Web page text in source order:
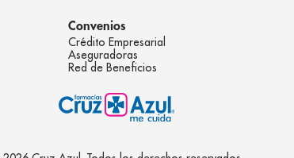
Convenios
Crédito Empresarial
Aseguradoras
Red de Beneficios